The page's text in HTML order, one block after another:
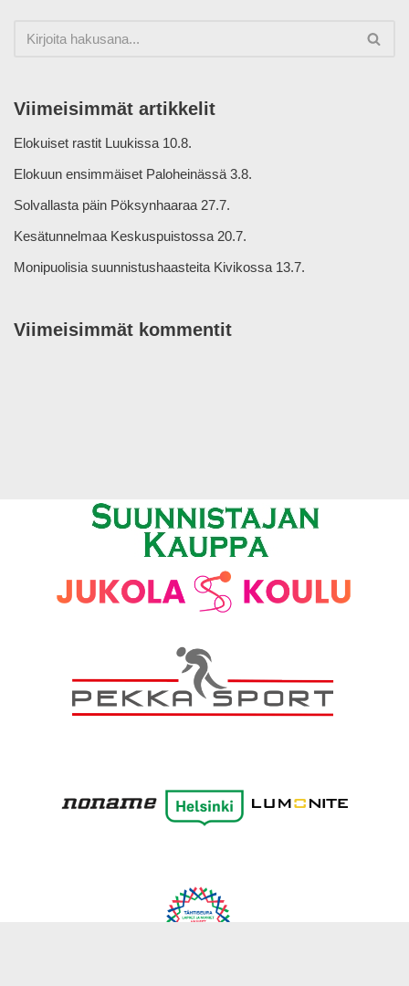
Viimeisimmät artikkelit
Elokuiset rastit Luukissa 10.8.
Elokuun ensimmäiset Paloheinässä 3.8.
Solvallasta päin Pöksynhaaraa 27.7.
Kesätunnelmaa Keskuspuistossa 20.7.
Monipuolisia suunnistushaasteita Kivikossa 13.7.
Viimeisimmät kommentit